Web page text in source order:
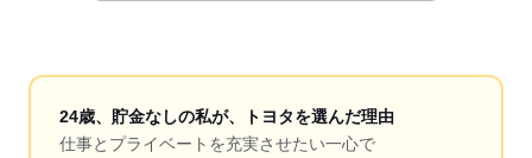
24歳、貯金なしの私が、トヨタを選んだ理由
仕事とプライベートを充実させたい一心で